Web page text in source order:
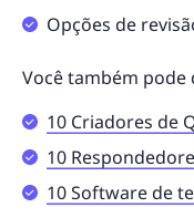
Opções de
Você também
10 Criadores de
10
10 Software de